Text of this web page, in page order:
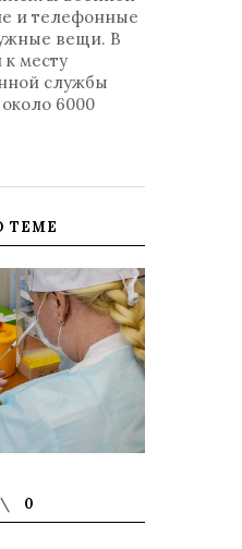
и телефонные
вещи. В
месту
службы
6000
ТЕМЕ
0